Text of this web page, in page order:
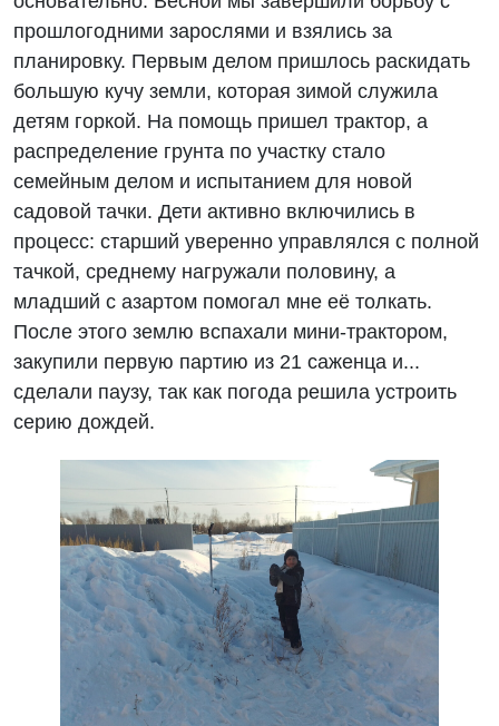
прошлогодними зарослями и взялись за
планировку. Первым делом пришлось раскидать
большую кучу земли, которая зимой служила
детям горкой. На помощь пришел трактор, а
распределение грунта по участку стало
семейным делом и испытанием для новой
садовой тачки. Дети активно включились в
процесс: старший уверенно управлялся с полной
тачкой, среднему нагружали половину, а
младший с азартом помогал мне её толкать.
После этого землю вспахали мини-трактором,
закупили первую партию из 21 саженца и...
сделали паузу, так как погода решила устроить
серию дождей.